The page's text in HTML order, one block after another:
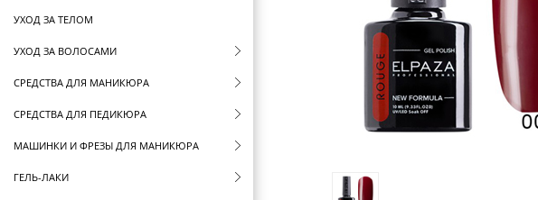
УХОД ЗА ТЕЛОМ
УХОД ЗА ВОЛОСАМИ
СРЕДСТВА ДЛЯ МАНИКЮРА
СРЕДСТВА ДЛЯ ПЕДИКЮРА
МАШИНКИ И ФРЕЗЫ ДЛЯ МАНИКЮРА
ГЕЛЬ-ЛАКИ